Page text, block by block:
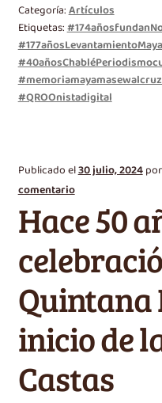
Categoría:Artículos
Etiquetas:
#177añosLevantamientoMaya
#QROOnistadigital
Publicado el30 julio, 2024
comentario
Hace 50
Quintana
inicio de
Castas